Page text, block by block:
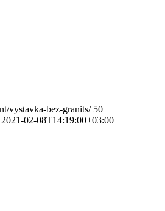
vystavka-bez-granits/ 50
2021-02-08T14:19:00+03:00